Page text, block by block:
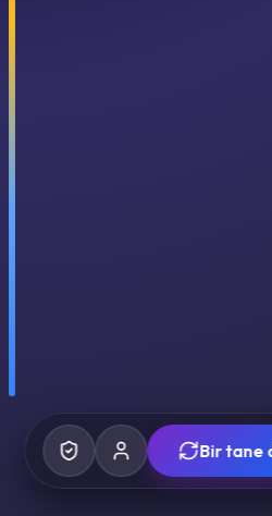
Bir tane